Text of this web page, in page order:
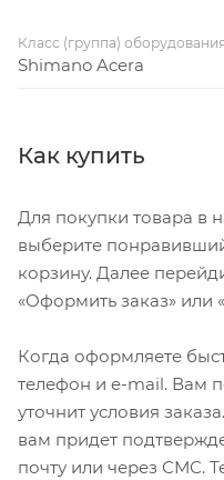
Класс (группа) оборудования
Shimano Acera
Как купить
Для покупки товара в
выберите
корзину. Далее
«Оформить заказ» или
Когда оформляете
телефон и e-mail. Вам
уточнит условия
вам придет
почту или через СМС.